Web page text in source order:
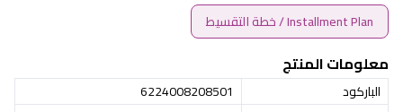
Installment Plan / خطة التقسيط
معلومات المنتج
الباركود
6224008208501